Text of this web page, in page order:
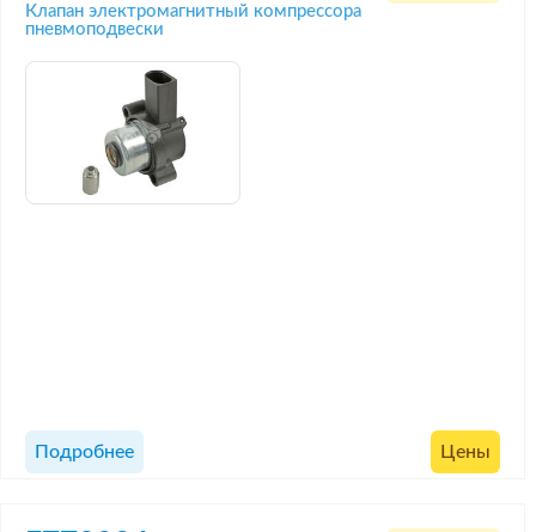
Клапан электромагнитный компрессора
пневмоподвески
Подробнее Цены